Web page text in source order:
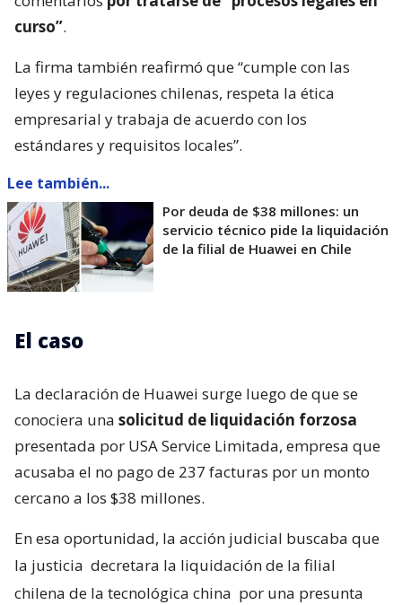
curso”.
La firma también reafirmó que “cumple con las
leyes y regulaciones chilenas, respeta la ética
empresarial y trabaja de acuerdo con los
estándares y requisitos locales”.
Lee también...
Por deuda de $38 millones: un
servicio técnico pide la liquidación
de la filial de Huawei en Chile
El caso
La declaración de Huawei surge luego de que se
conociera una solicitud de liquidación forzosa
presentada por USA Service Limitada, empresa que
acusaba el no pago de 237 facturas por un monto
cercano a los $38 millones.
En esa oportunidad, la acción judicial buscaba que
la justicia decretara la liquidación de la filial
chilena de la tecnológica china por una presunta